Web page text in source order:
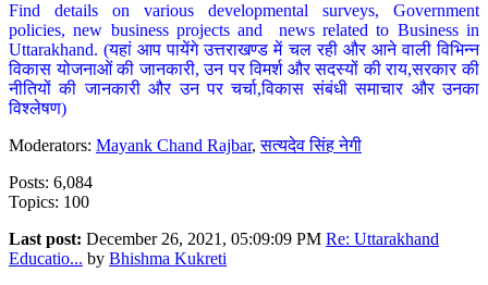
Find details on various developmental surveys, Government
policies, new business projects and news related to Business in
Uttarakhand. (यहां आप पायेंगे उत्तराखण्ड में चल रही और आने वाली विभिन्न
विकास योजनाओं की जानकारी, उन पर विमर्श और सदस्यों की राय,सरकार की
नीतियों की जानकारी और उन पर चर्चा,विकास संबंधी समाचार और उनका
विश्लेषण)
Moderators: Mayank Chand Rajbar,सत्यदेव सिंह नेगी
Posts: 6,084
Topics: 100
Last post: December 26, 2021, 05:09:09 PM Re: Uttarakhand
Educatio... by Bhishma Kukreti